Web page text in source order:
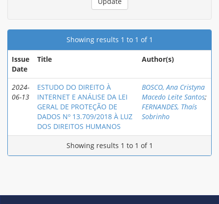
Showing results 1 to 1 of 1
Issue
Date
Title Author(s)
2024-
06-13
ESTUDO DO DIREITO À
INTERNET E ANÁLISE DA LEI
GERAL DE PROTEÇÃO DE
DADOS Nº 13.709/2018 À LUZ
DOS DIREITOS HUMANOS
BOSCO, Ana Cristyna
Macedo Leite Santos;
FERNANDES, Thaís
Sobrinho
Showing results 1 to 1 of 1